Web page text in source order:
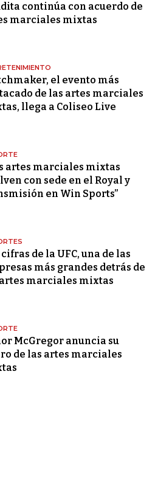
continúa con acuerdo de
marciales mixtas
el evento más
de las artes marciales
llega a Coliseo Live
artes marciales mixtas
con sede en el Royal y
en Win Sports”
cifras de la UFC, una de las
más grandes detrás de
marciales mixtas
McGregor anuncia su
de las artes marciales